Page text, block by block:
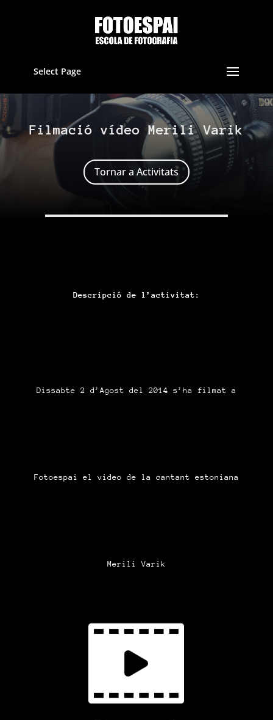
Select Page
Filmació vídeo Merili Varik
Tornar a Activitats
Descripció de l’activitat:
Dissabte 2 d’Agost del 2014 s’ha filmat a
Fotoespai el video de la cantant estoniana
Merili Varik